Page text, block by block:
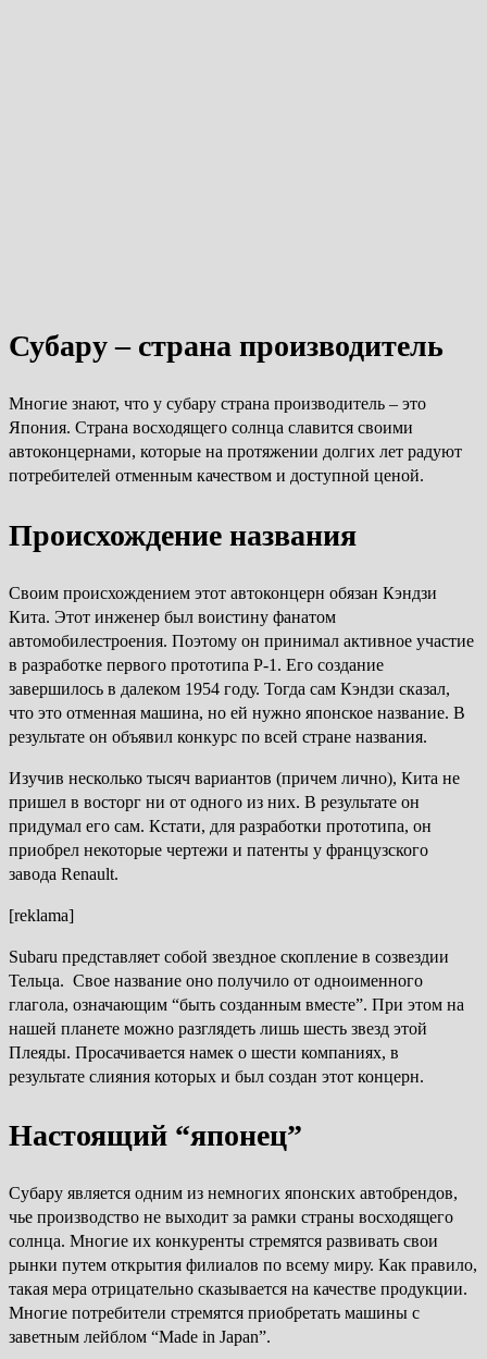
Субару – страна производитель
Многие знают, что у субару страна производитель – это
Япония. Страна восходящего солнца славится своими
автоконцернами, которые на протяжении долгих лет радуют
потребителей отменным качеством и доступной ценой.
Происхождение названия
Своим происхождением этот автоконцерн обязан Кэндзи
Кита. Этот инженер был воистину фанатом
автомобилестроения. Поэтому он принимал активное участие
в разработке первого прототипа Р-1. Его создание
завершилось в далеком 1954 году. Тогда сам Кэндзи сказал,
что это отменная машина, но ей нужно японское название. В
результате он объявил конкурс по всей стране названия.
Изучив несколько тысяч вариантов (причем лично), Кита не
пришел в восторг ни от одного из них. В результате он
придумал его сам. Кстати, для разработки прототипа, он
приобрел некоторые чертежи и патенты у французского
завода Renault.
[reklama]
Subaru представляет собой звездное скопление в созвездии
Тельца. Свое название оно получило от одноименного
глагола, означающим “быть созданным вместе”. При этом на
нашей планете можно разглядеть лишь шесть звезд этой
Плеяды. Просачивается намек о шести компаниях, в
результате слияния которых и был создан этот концерн.
Настоящий “японец”
Субару является одним из немногих японских автобрендов,
чье производство не выходит за рамки страны восходящего
солнца. Многие их конкуренты стремятся развивать свои
рынки путем открытия филиалов по всему миру. Как правило,
такая мера отрицательно сказывается на качестве продукции.
Многие потребители стремятся приобретать машины с
заветным лейблом “Made in Japan”.